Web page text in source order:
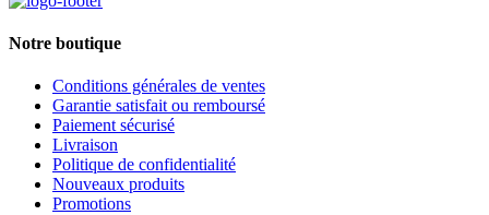
Notre boutique
Conditions générales de ventes
Garantie satisfait ou remboursé
Paiement sécurisé
Livraison
Politique de confidentialité
Nouveaux produits
Promotions